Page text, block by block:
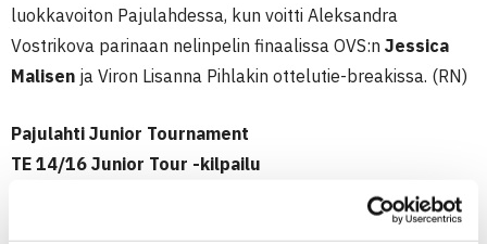
luokkavoiton Pajulahdessa, kun voitti Aleksandra
Vostrikova parinaan nelinpelin finaalissa OVS:n Jessica
Malisen ja Viron Lisanna Pihlakin ottelutie-breakissa. (RN)
Pajulahti Junior Tournament
TE 14/16 Junior Tour -kilpailu